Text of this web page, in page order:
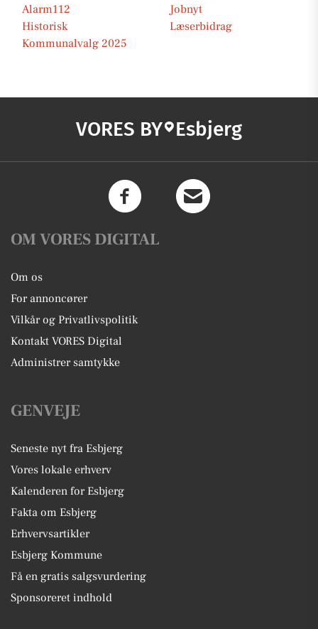
Alarm112
Jobnyt
Historisk
Læserbidrag
Kommunalvalg 2025
VORES BY Esbjerg
OM VORES DIGITAL
Om os
For annoncører
Vilkår og Privatlivspolitik
Kontakt VORES Digital
Administrer samtykke
GENVEJE
Seneste nyt fra Esbjerg
Vores lokale erhverv
Kalenderen for Esbjerg
Fakta om Esbjerg
Erhvervsartikler
Esbjerg Kommune
Få en gratis salgsvurdering
Sponsoreret indhold